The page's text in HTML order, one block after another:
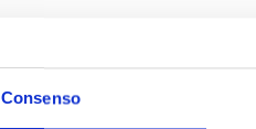
Consenso